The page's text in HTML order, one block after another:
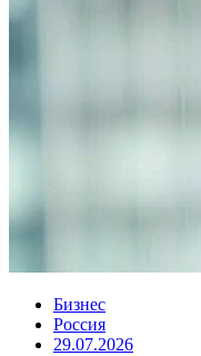
Бизнес
Россия
29.07.2026